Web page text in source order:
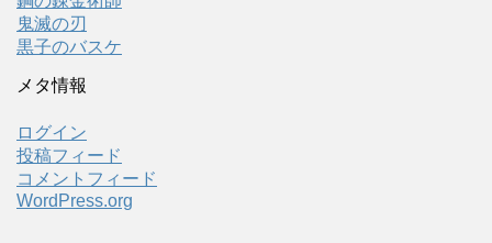
鬼滅の刃
黒子のバスケ
メタ情報
ログイン
投稿フィード
コメントフィード
WordPress.org